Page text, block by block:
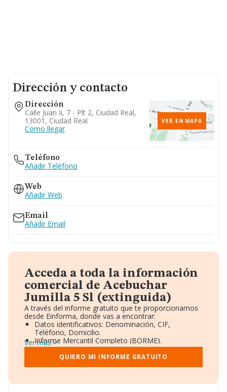
Dirección y contacto
Dirección
Calle Juan Ii, 7 - Plt 2, Ciudad Real,
13001, Ciudad Real
Como llegar
VER EN MAPA
Teléfono
Añadir Teléfono
Web
Añadir Web
Email
Añadir Email
Acceda a toda la información
comercial de Acebuchar
Jumilla 5 Sl (extinguida)
A través del informe gratuito que te proporcionamos
desde Einforma, donde vas a encontrar:
Datos identificativos: Denominación, CIF,
Teléfono, Domicilio.
Informe Mercantil Completo (BORME).
Gráficos de Evolución Ventas y Empleados.
Consejo de Administración y Administradores.
Directivos y Ejecutivos.
Ver más
QUIERO MI INFORME GRATUITO